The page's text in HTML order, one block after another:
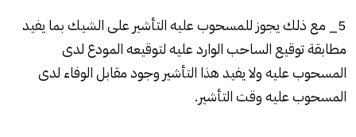
5_ مع ذلك يجوز للمسحوب عليه التأشير على الشيك بما يفيد
مطابقة توقيع الساحب الوارد عليه لتوقيعه المودع لدى
المسحوب عليه ولا يفيد هذا التأشير وجود مقابل الوفاء لدى
المسحوب عليه وقت التأشير.